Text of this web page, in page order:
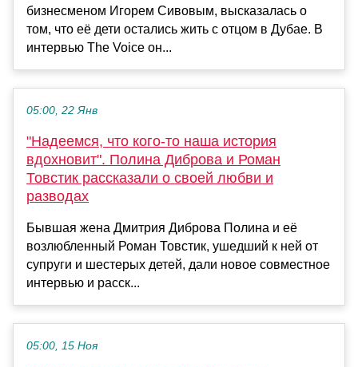
бизнесменом Игорем Сивовым, высказалась о
том, что её дети остались жить с отцом в Дубае. В
интервью The Voice он...
05:00, 22 Янв
"Надеемся, что кого-то наша история
вдохновит". Полина Диброва и Роман
Товстик рассказали о своей любви и
разводах
Бывшая жена Дмитрия Диброва Полина и её
возлюбленный Роман Товстик, ушедший к ней от
супруги и шестерых детей, дали новое совместное
интервью и расск...
05:00, 15 Ноя